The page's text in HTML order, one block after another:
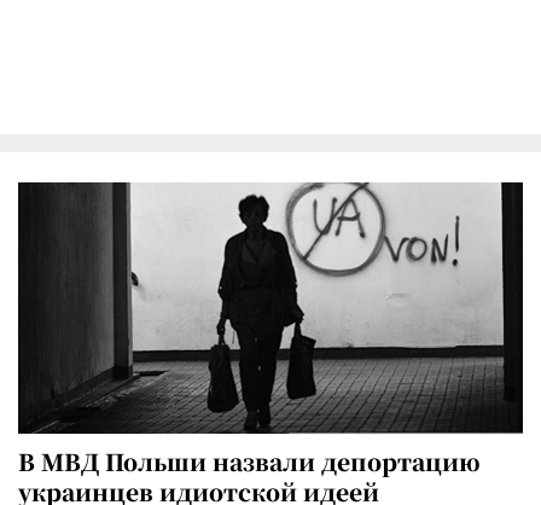
В МВД Польши назвали депортацию
украинцев идиотской идеей